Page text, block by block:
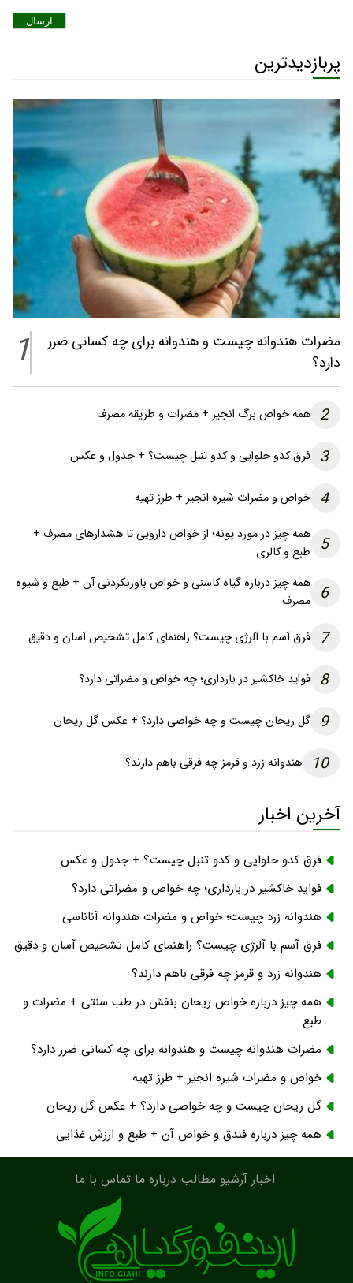
ارسال
پربازدیدترین
مضرات هندوانه چیست و هندوانه برای چه کسانی ضرر
دارد؟
1
2 همه خواص برگ انجیر + مضرات و طریقه مصرف
3 فرق کدو حلوایی و کدو تنبل چیست؟ + جدول و عکس
4 خواص و مضرات شیره انجیر + طرز تهیه
5
همه چیز در مورد پونه؛ از خواص دارویی تا هشدارهای مصرف +
طبع و کالری
6
همه چیز درباره گیاه کاسنی و خواص باورنکردنی آن + طبع و شیوه
مصرف
7 فرق آسم با آلرژی چیست؟ راهنمای کامل تشخیص آسان و دقیق
8 فواید خاکشیر در بارداری؛ چه خواص و مضراتی دارد؟
9 گل ریحان چیست و چه خواصی دارد؟ + عکس گل ریحان
10 هندوانه زرد و قرمز چه فرقی باهم دارند؟
آخرین اخبار
فرق کدو حلوایی و کدو تنبل چیست؟ + جدول و عکس
فواید خاکشیر در بارداری؛ چه خواص و مضراتی دارد؟
هندوانه زرد چیست؛ خواص و مضرات هندوانه آناناسی
فرق آسم با آلرژی چیست؟ راهنمای کامل تشخیص آسان و دقیق
هندوانه زرد و قرمز چه فرقی باهم دارند؟
همه چیز درباره خواص ریحان بنفش در طب سنتی + مضرات و
طبع
مضرات هندوانه چیست و هندوانه برای چه کسانی ضرر دارد؟
خواص و مضرات شیره انجیر + طرز تهیه
گل ریحان چیست و چه خواصی دارد؟ + عکس گل ریحان
همه چیز درباره فندق و خواص آن + طبع و ارزش غذایی
اخبار آرشیو مطالب درباره ما تماس با ما